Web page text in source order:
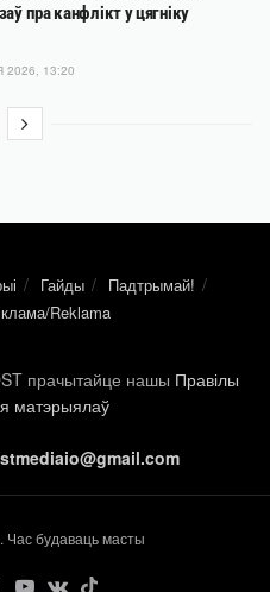
пра канфлікт у цягніку
2026, 13:20
Гайды
Падтрымай!
Reklama
прачытайце нашы Правілы
матэрыялаў
. Час будаваць масты